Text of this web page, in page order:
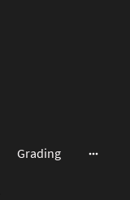
Grading